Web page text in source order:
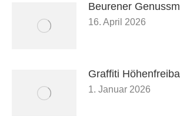
Beurener
16. April 2026
Graffiti
1. Januar 2026